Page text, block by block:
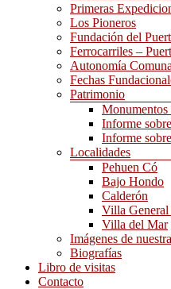
Primeras
Los Pioneros
Fundación del
Ferrocarriles –
Autonomía
Fechas
Patrimonio
Monumentos
Informe
Informe
Localidades
Pehuen Có
Bajo Hondo
Calderón
Villa General
Villa del Mar
Imágenes de
Biografías
Libro de visitas
Contacto